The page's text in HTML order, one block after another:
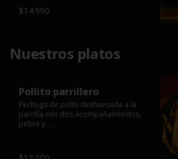
$14.990
Nuestros platos
Pollito parrillero
Pechuga de pollo deshuesada a la
parrilla con dos acompañamientos,
pebre y